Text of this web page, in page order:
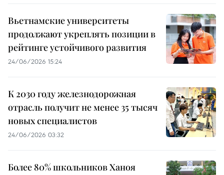
Вьетнамские университеты
продолжают укреплять позиции в
рейтинге устойчивого развития
24/06/2026 15:24
К 2030 году железнодорожная
отрасль получит не менее 35 тысяч
новых специалистов
24/06/2026 03:32
Более 80% школьников Ханоя